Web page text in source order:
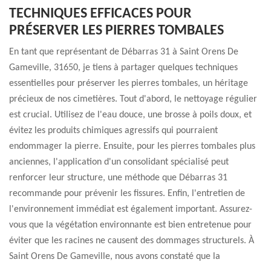
TECHNIQUES EFFICACES POUR
PRÉSERVER LES PIERRES TOMBALES
En tant que représentant de Débarras 31 à Saint Orens De
Gameville, 31650, je tiens à partager quelques techniques
essentielles pour préserver les pierres tombales, un héritage
précieux de nos cimetières. Tout d'abord, le nettoyage régulier
est crucial. Utilisez de l'eau douce, une brosse à poils doux, et
évitez les produits chimiques agressifs qui pourraient
endommager la pierre. Ensuite, pour les pierres tombales plus
anciennes, l'application d'un consolidant spécialisé peut
renforcer leur structure, une méthode que Débarras 31
recommande pour prévenir les fissures. Enfin, l'entretien de
l'environnement immédiat est également important. Assurez-
vous que la végétation environnante est bien entretenue pour
éviter que les racines ne causent des dommages structurels. À
Saint Orens De Gameville, nous avons constaté que la